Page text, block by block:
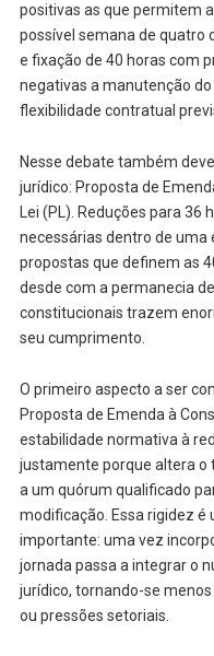
positivas as que permitem
possível semana de quatro
e fixação de 40 horas com
negativas a manutenção
flexibilidade contratual
Nesse debate também
jurídico: Proposta de
Lei (PL). Reduções para
necessárias dentro de uma
propostas que definem as
desde com a permanecia
constitucionais trazem
seu cumprimento.
O primeiro aspecto a ser
Proposta de Emenda à
estabilidade normativa à
justamente porque altera o
a um quórum qualificado
modificação. Essa rigidez é
importante: uma vez
jornada passa a integrar o
jurídico, tornando-se
ou pressões setoriais.